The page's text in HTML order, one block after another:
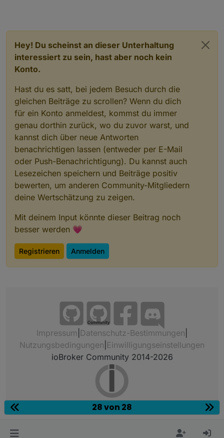
Hey! Du scheinst an dieser Unterhaltung
interessiert zu sein, hast aber noch kein
Konto.
Hast du es satt, bei jedem Besuch durch die
gleichen Beiträge zu scrollen? Wenn du dich
für ein Konto anmeldest, kommst du immer
genau dorthin zurück, wo du zuvor warst, und
kannst dich über neue Antworten
benachrichtigen lassen (entweder per E-Mail
oder Push-Benachrichtigung). Du kannst auch
Lesezeichen speichern und Beiträge positiv
bewerten, um anderen Community-Mitgliedern
deine Wertschätzung zu zeigen.
Mit deinem Input könnte dieser Beitrag noch
besser werden 💗
Registrieren Anmelden
Community
Impressum Datenschutz-Bestimmungen
Nutzungsbedingungen Einwilligungseinstellungen
ioBroker Community 2014-2026
28 von 28